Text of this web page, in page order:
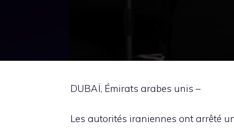
DUBAÏ, Émirats arabes unis –
Les autorités iraniennes ont arrêté